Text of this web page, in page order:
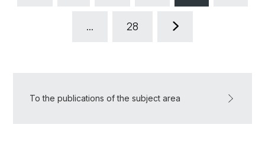
... 28
To the publications of the subject area